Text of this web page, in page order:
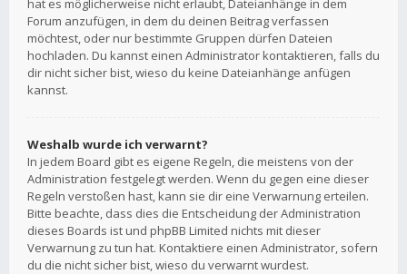
hat es möglicherweise nicht erlaubt, Dateianhänge in dem
Forum anzufügen, in dem du deinen Beitrag verfassen
möchtest, oder nur bestimmte Gruppen dürfen Dateien
hochladen. Du kannst einen Administrator kontaktieren, falls du
dir nicht sicher bist, wieso du keine Dateianhänge anfügen
kannst.
Weshalb wurde ich verwarnt?
In jedem Board gibt es eigene Regeln, die meistens von der
Administration festgelegt werden. Wenn du gegen eine dieser
Regeln verstoßen hast, kann sie dir eine Verwarnung erteilen.
Bitte beachte, dass dies die Entscheidung der Administration
dieses Boards ist und phpBB Limited nichts mit dieser
Verwarnung zu tun hat. Kontaktiere einen Administrator, sofern
du die nicht sicher bist, wieso du verwarnt wurdest.